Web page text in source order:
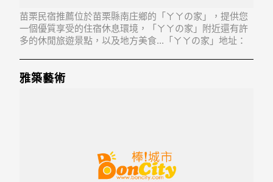
苗栗民宿推薦位於苗栗縣南庄鄉的「ㄚㄚの家」，提供您
一個優質享受的住宿休息環境，「ㄚㄚの家」附近還有許
多的休閒旅遊景點，以及地方美食...「ㄚㄚの家」地址：
雅築藝術